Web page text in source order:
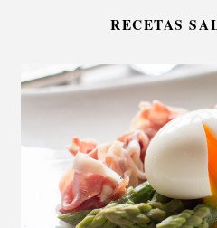
RECETAS